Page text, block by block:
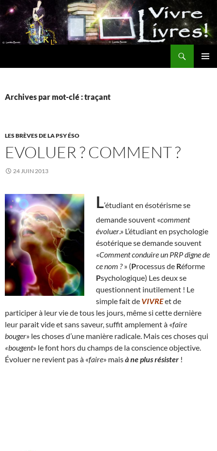
Aller
au
contenu
Archives par mot-clé : traçant
LES BRÈVES DE LA PSY ÉSO
EVOLUER ? COMMENT ?
24 JUIN 2013
L‘étudiant en ésotérisme se
demande souvent «comment
évoluer.» L’étudiant en psychologie
ésotérique se demande souvent
«Comment conduire un PRP digne de
ce nom ?» (Processus de Réforme
Psychologique) Les deux se
questionnent inutilement ! Le
simple fait de VIVREet de
participer à leur vie de tous les jours, même si cette dernière
leur parait vide et sans saveur, suffit amplement à «faire
bouger» les choses d’une manière radicale. Mais ces choses qui
«bougent» le font hors du champs de la conscience objective.
Évoluer ne revient pas à «faire» maisà ne plus résister !